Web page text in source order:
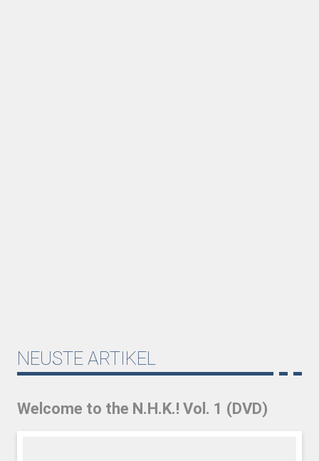
NEUSTE ARTIKEL
Welcome to the N.H.K.! Vol. 1 (DVD)